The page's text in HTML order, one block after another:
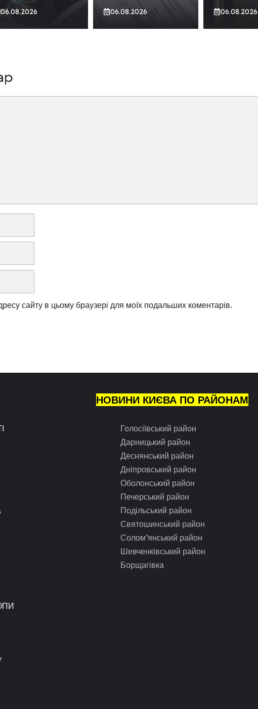
06.08.2026 06.08.2026 06.08.2026
сайту в цьому браузері для моїх подальших коментарів.
НОВИНИ КИЄВА ПО РАЙОНАМ
Голосіївський район
Дарницький район
Деснянський район
Дніпровський район
Оболонський район
Печерський район
Подільський район
Святошинський район
Солом’янський район
Шевченківський район
Борщагівка